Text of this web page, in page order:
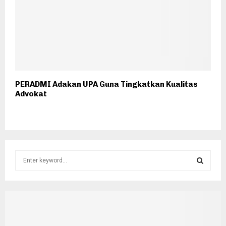
PERADMI Adakan UPA Guna Tingkatkan Kualitas
Advokat